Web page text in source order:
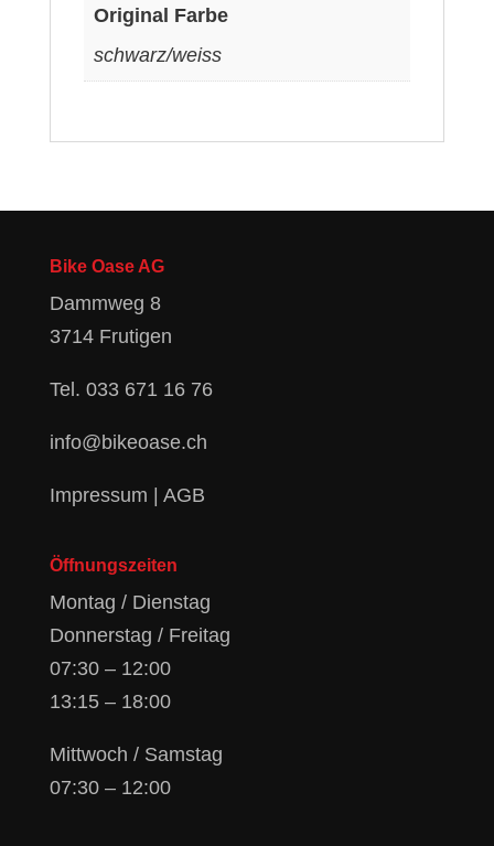
Original Farbe
schwarz/weiss
Bike Oase AG
Dammweg 8
3714 Frutigen
Tel. 033 671 16 76
info@bikeoase.ch
Impressum | AGB
Öffnungszeiten
Montag / Dienstag
Donnerstag / Freitag
07:30 – 12:00
13:15 – 18:00
Mittwoch / Samstag
07:30 – 12:00